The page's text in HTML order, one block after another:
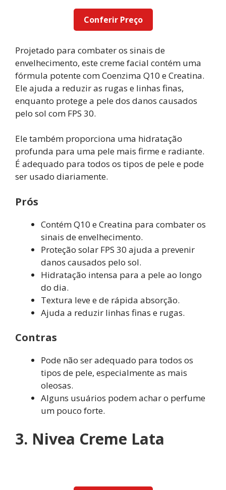
Conferir Preço
Projetado para combater os sinais de
envelhecimento, este creme facial contém uma
fórmula potente com Coenzima Q10 e Creatina.
Ele ajuda a reduzir as rugas e linhas finas,
enquanto protege a pele dos danos causados
pelo sol com FPS 30.
Ele também proporciona uma hidratação
profunda para uma pele mais firme e radiante.
É adequado para todos os tipos de pele e pode
ser usado diariamente.
Prós
Contém Q10 e Creatina para combater os
sinais de envelhecimento.
Proteção solar FPS 30 ajuda a prevenir
danos causados pelo sol.
Hidratação intensa para a pele ao longo
do dia.
Textura leve e de rápida absorção.
Ajuda a reduzir linhas finas e rugas.
Contras
Pode não ser adequado para todos os
tipos de pele, especialmente as mais
oleosas.
Alguns usuários podem achar o perfume
um pouco forte.
3. Nivea Creme Lata